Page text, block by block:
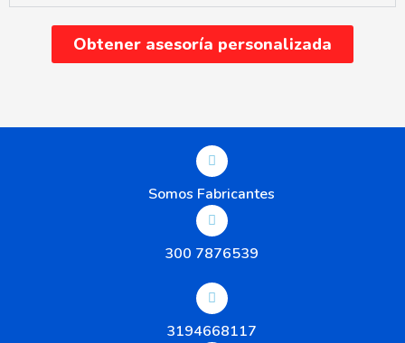
Obtener asesoría personalizada
Somos Fabricantes
300 7876539
3194668117